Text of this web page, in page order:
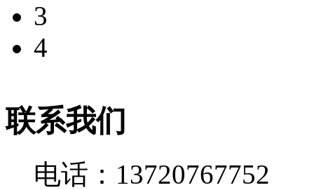
3
4
联系我们
电话：13720767752